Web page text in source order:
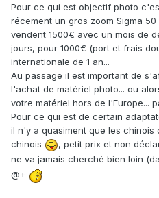
Pour ce qui est objectif photo
récement un gros zoom Sigma
vendent 1500€ avec un mois de
jours, pour 1000€ (port et frais
internationale de 1 an...
Au passage il est important de
l'achat de matériel photo... ou
votre matériel hors de l'Europe...
Pour ce qui est de certain
il n'y a quasiment que les chinois
chinois
, petit prix et non
ne va jamais cherché bien loin
@+